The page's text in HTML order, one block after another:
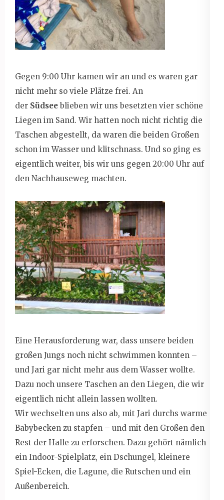
Gegen 9:00 Uhr kamen wir an und es waren gar
nicht mehr so viele Plätze frei. An
der Südseeblieben wir uns besetzten vier schöne
Liegen im Sand. Wir hatten noch nicht richtig die
Taschen abgestellt, da waren die beiden Großen
schon im Wasser und klitschnass. Und so ging es
eigentlich weiter, bis wir uns gegen 20:00 Uhr auf
den Nachhauseweg machten.
Eine Herausforderung war, dass unsere beiden
großen Jungs noch nicht schwimmen konnten –
und Jari gar nicht mehr aus dem Wasser wollte.
Dazu noch unsere Taschen an den Liegen, die wir
eigentlich nicht allein lassen wollten.
Wir wechselten uns also ab, mit Jari durchs warme
Babybecken zu stapfen – und mit den Großen den
Rest der Halle zu erforschen. Dazu gehört nämlich
ein Indoor-Spielplatz, ein Dschungel, kleinere
Spiel-Ecken, die Lagune, die Rutschen und ein
Außenbereich.